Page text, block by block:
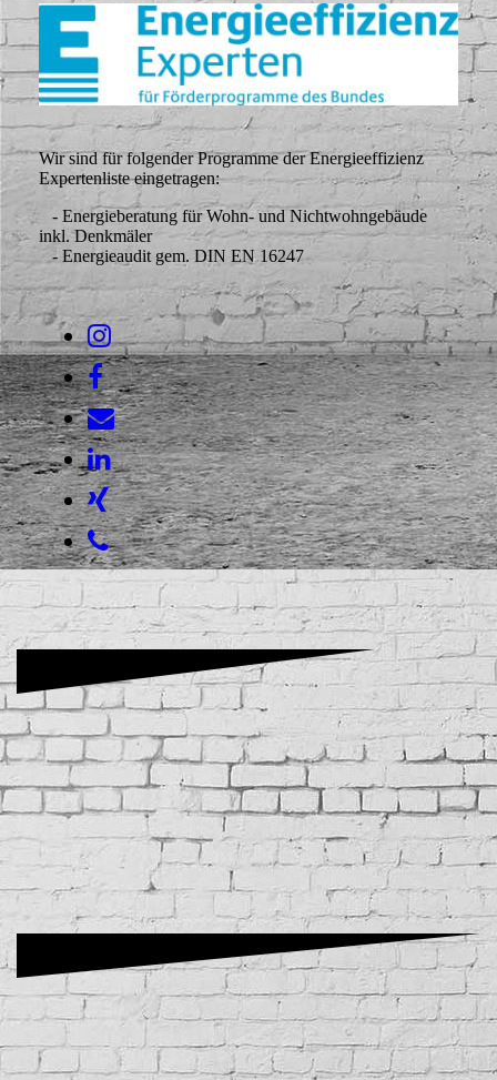
Wir sind für folgender Programme der Energieeffizienz
Expertenliste eingetragen:
- Energieberatung für Wohn- und Nichtwohngebäude
inkl. Denkmäler
- Energieaudit gem. DIN EN 16247